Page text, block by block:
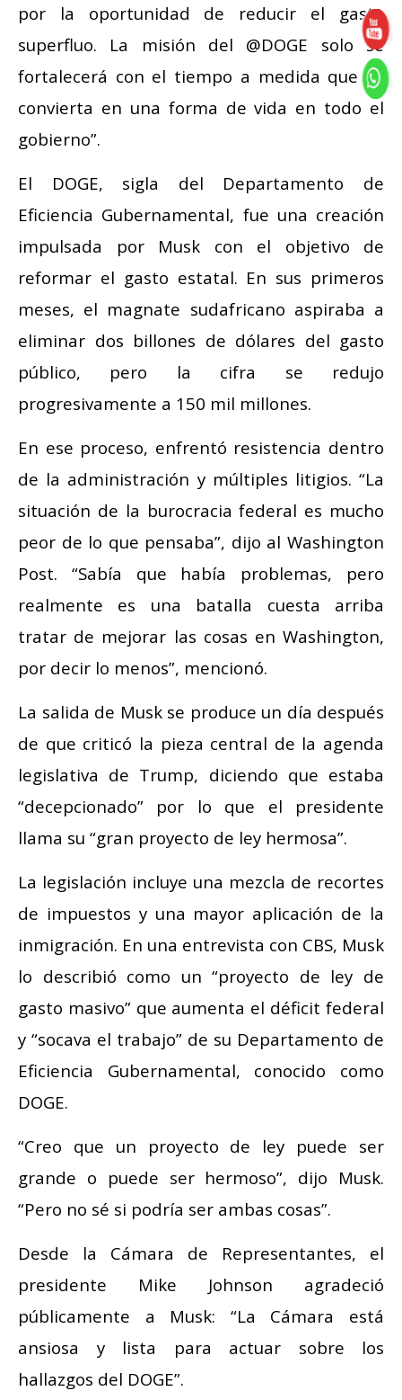
por la oportunidad de reducir el gasto
superfluo. La misión del @DOGE solo se
fortalecerá con el tiempo a medida que se
convierta en una forma de vida en todo el
gobierno”.
El DOGE, sigla del Departamento de
Eficiencia Gubernamental, fue una creación
impulsada por Musk con el objetivo de
reformar el gasto estatal. En sus primeros
meses, el magnate sudafricano aspiraba a
eliminar dos billones de dólares del gasto
público, pero la cifra se redujo
progresivamente a 150 mil millones.
En ese proceso, enfrentó resistencia dentro
de la administración y múltiples litigios. “La
situación de la burocracia federal es mucho
peor de lo que pensaba”, dijo al Washington
Post. “Sabía que había problemas, pero
realmente es una batalla cuesta arriba
tratar de mejorar las cosas en Washington,
por decir lo menos”, mencionó.
La salida de Musk se produce un día después
de que criticó la pieza central de la agenda
legislativa de Trump, diciendo que estaba
“decepcionado” por lo que el presidente
llama su “gran proyecto de ley hermosa”.
La legislación incluye una mezcla de recortes
de impuestos y una mayor aplicación de la
inmigración. En una entrevista con CBS, Musk
lo describió como un “proyecto de ley de
gasto masivo” que aumenta el déficit federal
y “socava el trabajo” de su Departamento de
Eficiencia Gubernamental, conocido como
DOGE.
“Creo que un proyecto de ley puede ser
grande o puede ser hermoso”, dijo Musk.
“Pero no sé si podría ser ambas cosas”.
Desde la Cámara de Representantes, el
presidente Mike Johnson agradeció
públicamente a Musk: “La Cámara está
ansiosa y lista para actuar sobre los
hallazgos del DOGE”.